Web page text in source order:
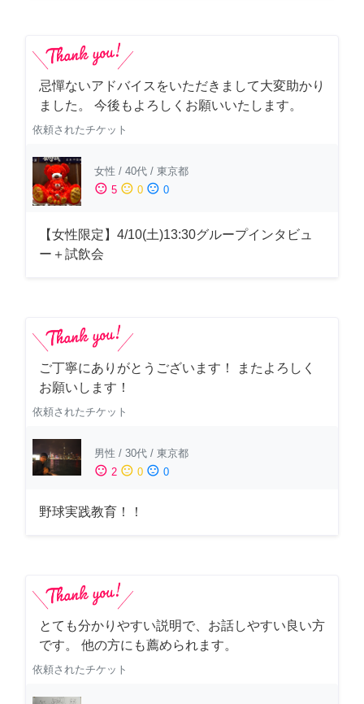
忌憚ないアドバイスをいただきまして大変助かり
ました。 今後もよろしくお願いいたします。
依頼されたチケット
女性 / 40代 / 東京都
sentiment_satisfied 5 sentiment_neutral 0 sentiment_dissatisfied 0
【女性限定】4/10(土)13:30グループインタビュ
ー＋試飲会
ご丁寧にありがとうございます！ またよろしく
お願いします！
依頼されたチケット
男性 / 30代 / 東京都
sentiment_satisfied 2 sentiment_neutral 0 sentiment_dissatisfied 0
野球実践教育！！
とても分かりやすい説明で、お話しやすい良い方
です。 他の方にも薦められます。
依頼されたチケット